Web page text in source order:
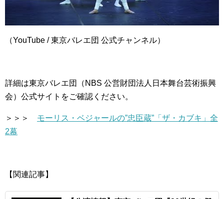
（YouTube / 東京バレエ団 公式チャンネル）
詳細は東京バレエ団（NBS 公営財団法人日本舞台芸術振興
会）公式サイトをご確認ください。
＞＞＞ モーリス・ベジャールの”忠臣蔵”「ザ・カブキ」全
2幕
【関連記事】